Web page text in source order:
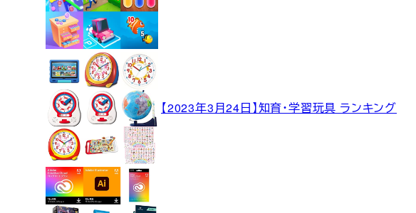
【2023年3月24日】知育・学習玩具 ランキング